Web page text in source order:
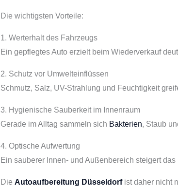
Die wichtigsten Vorteile:
1. Werterhalt des Fahrzeugs
Ein gepflegtes Auto erzielt beim Wiederverkauf
2. Schutz vor Umwelteinflüssen
Schmutz, Salz, UV-Strahlung und Feuchtigkeit
3. Hygienische Sauberkeit im Innenraum
Gerade im Alltag sammeln sich Bakterien, Staub
4. Optische Aufwertung
Ein sauberer Innen- und Außenbereich steigert
Die Autoaufbereitung Düsseldorfist daher nicht